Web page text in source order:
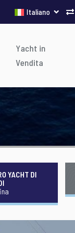
Italiano
Yacht in
Vendita
YACHT DI